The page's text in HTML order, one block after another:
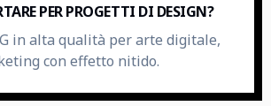
PER PROGETTI DI DESIGN?
in alta qualità per arte digitale,
con effetto nitido.